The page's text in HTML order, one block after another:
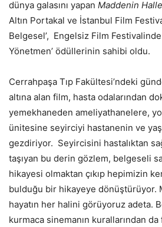
dünya galasını yapan Maddenin
Altın Portakal ve İstanbul Film
Belgesel’, Engelsiz Film Festivalinde
Yönetmen’ ödüllerinin sahibi oldu.
Cerrahpaşa Tıp Fakültesi’ndeki
altına alan film, hasta odalarından
yemekhaneden ameliyathanelere,
ünitesine seyirciyi hastanenin ve
gezdiriyor. Seyircisini hastalıktan
taşıyan bu derin gözlem, belgeseli
hikayesi olmaktan çıkıp hepimizin
bulduğu bir hikayeye dönüştürüyor.
hayatın her halini görüyoruz adeta.
kurmaca sinemanın kurallarından da